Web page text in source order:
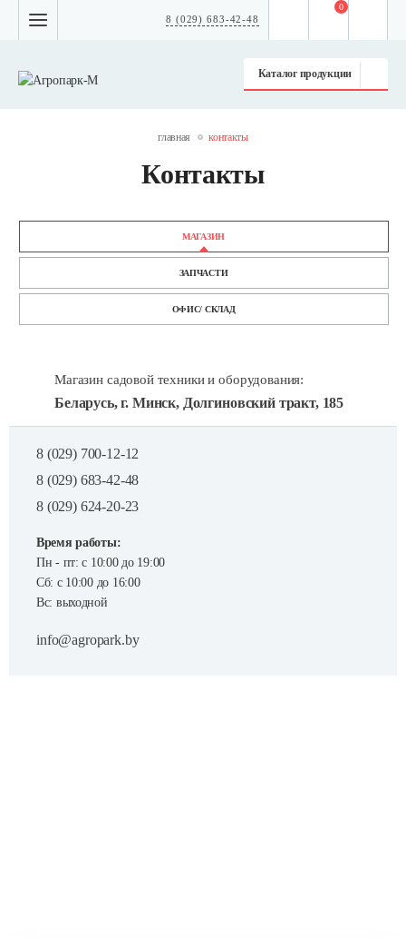
8 (029) 683-42-48
Каталог продукции
0
главная контакты
Контакты
МАГАЗИН
ЗАПЧАСТИ
ОФИС/ СКЛАД
Магазин садовой техники и оборудования:
Беларусь, г. Минск, Долгиновский тракт, 185
8 (029) 700-12-12
8 (029) 683-42-48
8 (029) 624-20-23
Время работы:
Пн - пт: с 10:00 до 19:00
Сб: с 10:00 до 16:00
Вс: выходной
info@agropark.by